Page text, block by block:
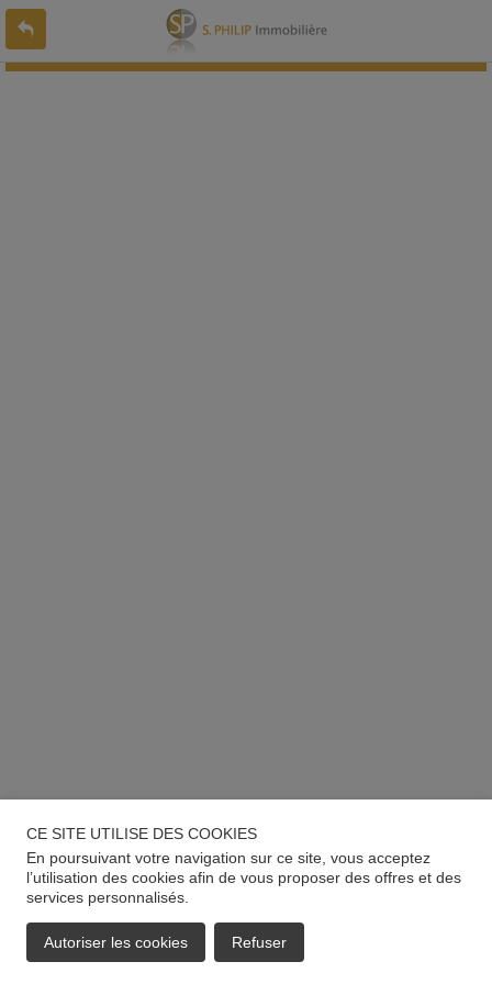
L'offre 7828967 n'existe pas ou n'est plus en ligne
CE SITE UTILISE DES COOKIES
En poursuivant votre navigation sur ce site, vous acceptez
l’utilisation des cookies afin de vous proposer des offres et des
services personnalisés.
Autoriser les cookies Refuser